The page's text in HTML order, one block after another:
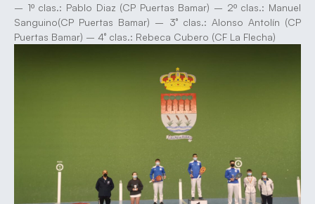
– 1º clas.: Pablo Diaz (CP Puertas Bamar) – 2º clas.: Manuel
Sanguino(CP Puertas Bamar) – 3° clas.: Alonso Antolín (CP
Puertas Bamar) – 4° clas.: Rebeca Cubero (CF La Flecha)